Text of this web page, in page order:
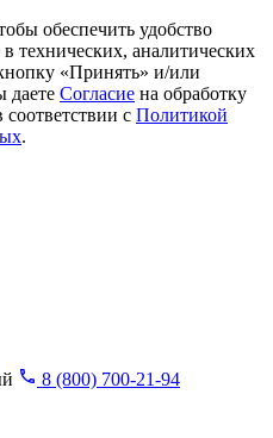
обеспечить удобство
технических, аналитических
«Принять» и/или
даете Согласие на обработку
с Политикой
.
8 (800) 700-21-94